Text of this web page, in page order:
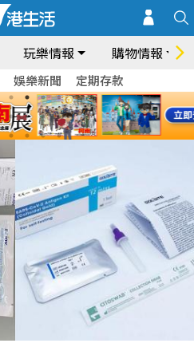
玩樂情報 購物情報
娛樂新聞 定期存款